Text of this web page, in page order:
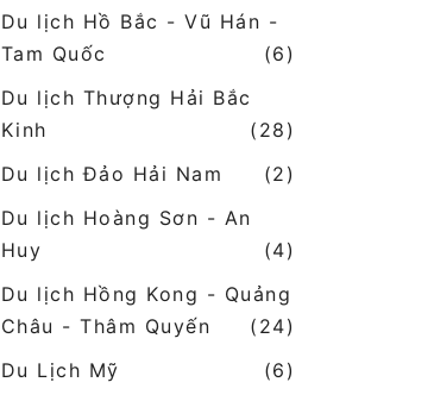
Du lịch Hồ Bắc - Vũ Hán -
Tam Quốc
(6)
Du lịch Thượng Hải Bắc
Kinh
(28)
Du lịch Đảo Hải Nam
(2)
Du lịch Hoàng Sơn - An
Huy
(4)
Du lịch Hồng Kong - Quảng
Châu - Thâm Quyến
(24)
Du Lịch Mỹ
(6)